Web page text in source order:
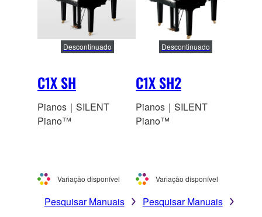
C1X SH
Descontinuado
Pianos｜SILENT
Piano™
Variação disponível
Pesquisar Manuais
C1X SH2
Descontinuado
Pianos｜SILENT
Piano™
Variação disponível
Pesquisar Manuais